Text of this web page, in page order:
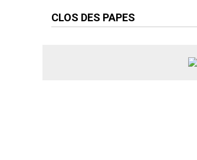
CLOS DES PAPES